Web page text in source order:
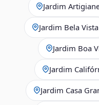
Jardim
Jardim Bela Vista
Jardim Boa
Jardim
Jardim Casa